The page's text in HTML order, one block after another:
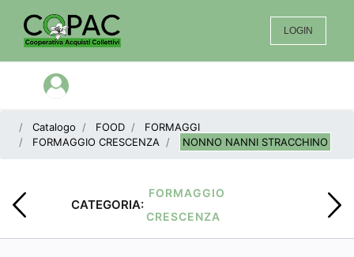
LOGIN
Open menu
Catalogo FOOD
FORMAGGI
FORMAGGIO CRESCENZA
NONNO NANNI STRACCHINO
CATEGORIA:
FORMAGGIO
CRESCENZA